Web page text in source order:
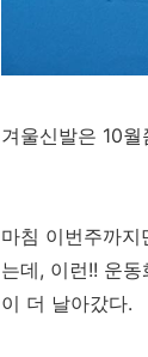
겨울신발은 10
마침 이번주까
는데, 이런!! 운
이 더 날아갔다.